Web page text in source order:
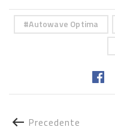
Autowave Optima
Precedente